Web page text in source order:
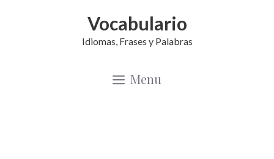
Vocabulario
Idiomas, Frases y Palabras
Menu